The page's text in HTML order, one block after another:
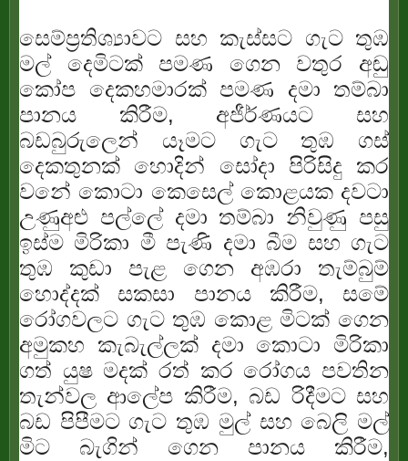
සෙම්ප්‍රතිශ්‍යාවට සහ කැස්සට ගැට තුඹ
මල් දෙමිටක් පමණ ගෙන වතුර අඬු
කෝප දෙකහමාරක් පමණ දමා තම්බා
පානය කිරීම, අජීර්ණයට සහ
බඩබුරුලෙන් යෑමට ගැට තුඹ ගස්
දෙකතුනක් හොදින් සෝදා පිරිසිදු කර
වනේ කොටා කෙසෙල් කොළයක දවටා
උණුඅළු පල්ලේ දමා තම්බා නිවුණු පසු
ඉස්ම මිරිකා මී පැණි දමා බීම සහ ගැට
තුඹ කුඩා පැළ ගෙන අඹරා තැම්බුම්
හොද්දක් සකසා පානය කිරීම, සමේ
රෝගවලට ගැට තුඹ කොළ මිටක් ගෙන
අමුකහ කැබැල්ලක් දමා කොටා මිරිකා
ගත් යුෂ මදක් රත් කර රෝගය පවතින
තැන්වල ආලේප කිරීම, බඩ රිදීමට සහ
බඩ පිපීමට ගැට තුඹ මුල් සහ බෙලි මල්
මිට බැගින් ගෙන පානය කිරීම,